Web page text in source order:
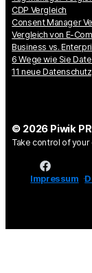
CDP Vergleich
Consent Manager
Vergleich von E-
Business vs.
6 Wege wie Sie
11 neue
© 2026 Piwik
Take control of your
Impressum